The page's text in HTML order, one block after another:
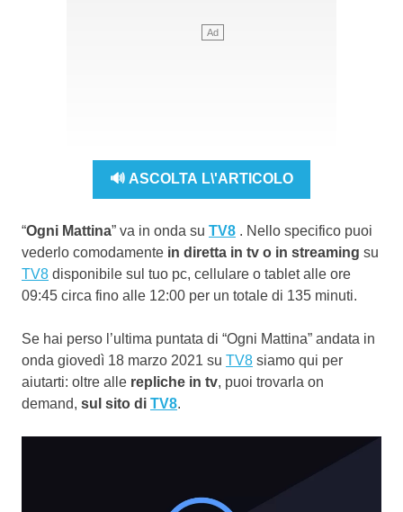
🔊 ASCOLTA L\'ARTICOLO
“Ogni Mattina” va in onda su TV8 . Nello specifico puoi
vederlo comodamente in diretta in tv o in streaming su
TV8 disponibile sul tuo pc, cellulare o tablet alle ore
09:45 circa fino alle 12:00 per un totale di 135 minuti.
Se hai perso l’ultima puntata di “Ogni Mattina” andata in
onda giovedì 18 marzo 2021 su TV8 siamo qui per
aiutarti: oltre alle repliche in tv, puoi trovarla on
demand, sul sito di TV8.